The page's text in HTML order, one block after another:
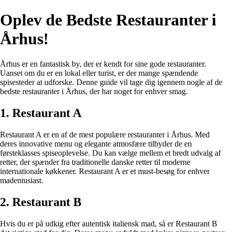
Oplev de Bedste Restauranter i
Århus!
Århus er en fantastisk by, der er kendt for sine gode restauranter.
Uanset om du er en lokal eller turist, er der mange spændende
spisesteder at udforske. Denne guide vil tage dig igennem nogle af de
bedste restauranter i Århus, der har noget for enhver smag.
1. Restaurant A
Restaurant A er en af de mest populære restauranter i Århus. Med
deres innovative menu og elegante atmosfære tilbyder de en
førsteklasses spiseoplevelse. Du kan vælge mellem et bredt udvalg af
retter, der spænder fra traditionelle danske retter til moderne
internationale køkkener. Restaurant A er et must-besøg for enhver
madentusiast.
2. Restaurant B
Hvis du er på udkig efter autentisk italiensk mad, så er Restaurant B